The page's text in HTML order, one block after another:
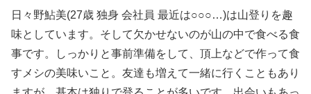
日々野鮎美(27歳 独身 会社員 最近は○○○…)は山登りを趣
味としています。そして欠かせないのが山の中で食べる食
事です。しっかりと事前準備をして、頂上などで作って食
すメシの美味いこと。友達も増えて一緒に行くこともあり